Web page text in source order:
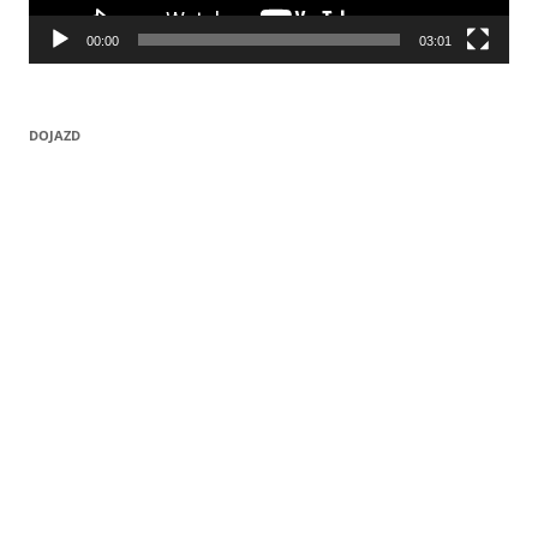
00:00 03:01
DOJAZD